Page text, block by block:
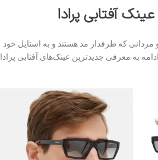
آفتابی پرادا
مردانی که طرفدار مد هستند و به استایل خود
به معرفی جدیدترین عینک‌های آفتابی پرادا